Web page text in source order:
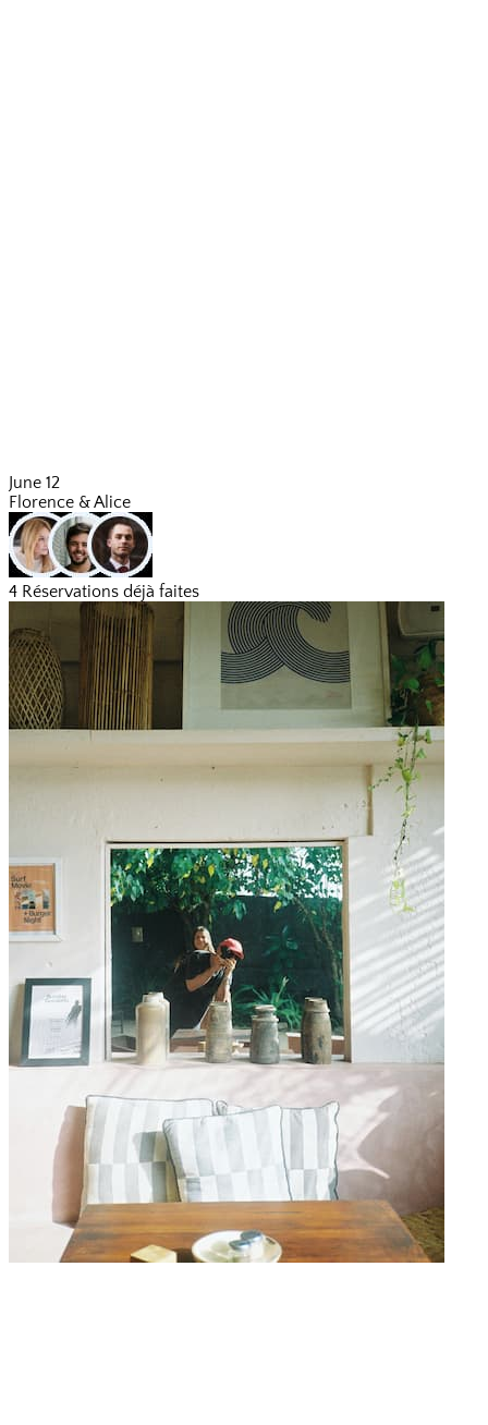
June 12
Florence & Alice
4 Réservations déjà faites